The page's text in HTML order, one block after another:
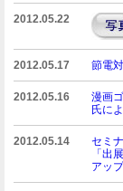
2012.05.22
2012.05.17 節電
2012.05.16
漫画
氏に
2012.05.14
セミ
「出
アッ